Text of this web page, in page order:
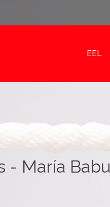
EEL
- María